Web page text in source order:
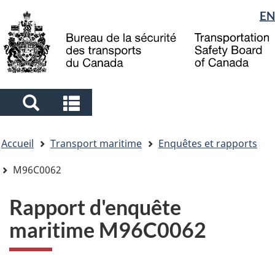
to
main
to
"About
government"
à
la
Sélection
de
la
langue
EN
Search
and
menus
and
menus
êtes
ici
Accueil Transport maritime
Enquêtes et rapports
M96C0062
Rapport d'enquête
maritime M96C0062